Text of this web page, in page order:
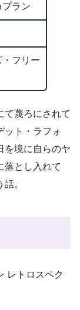
プラン
フリー
て蔑ろにされて
ット・ラフォ
を境に自らのヤ
落とし入れて
。
レトロスペク